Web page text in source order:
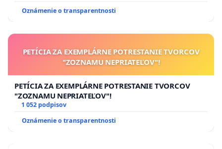
Oznámenie o transparentnosti
PETÍCIA ZA EXEMPLÁRNE POTRESTANIE TVORCOV
"ZOZNAMU NEPRIATEĽOV"!
PETÍCIA ZA EXEMPLÁRNE POTRESTANIE TVORCOV
"ZOZNAMU NEPRIATEĽOV"!
1 052 podpisov
Oznámenie o transparentnosti